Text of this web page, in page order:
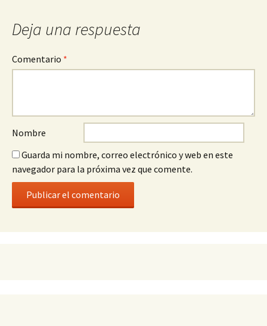
Deja una respuesta
Comentario *
Nombre
Guarda mi nombre, correo electrónico y web en este
navegador para la próxima vez que comente.